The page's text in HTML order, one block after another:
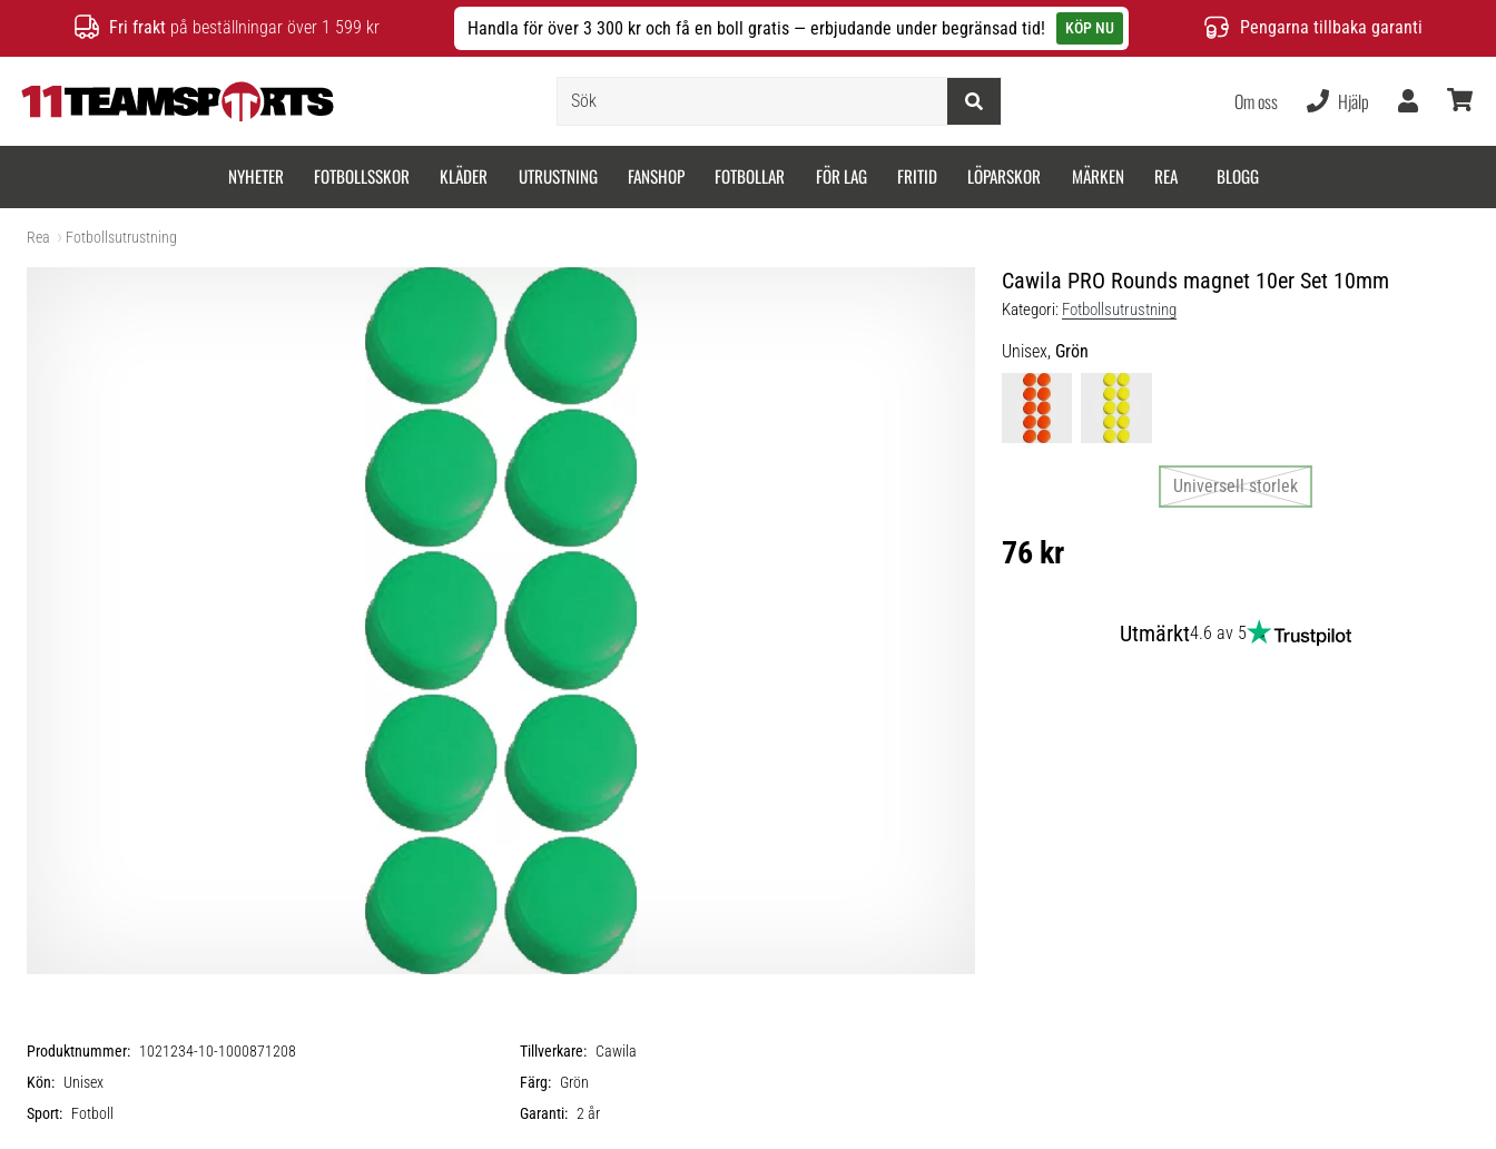
Fri frakt på beställningar över 1 599 kr Handla för över 3 300 kr och få en boll gratis — erbjudande under begränsad tid! KÖP NU Pengarna tillbaka garanti
Om oss Hjälp
NYHETER FOTBOLLSSKOR KLÄDER UTRUSTNING FANSHOP FOTBOLLAR FÖR LAG FRITID LÖPARSKOR MÄRKEN REA BLOGG
Rea Fotbollsutrustning
Cawila PRO Rounds magnet 10er Set 10mm
Kategori: Fotbollsutrustning
Unisex, Grön
Universell storlek
76 kr
Utmärkt4.6 av 5
Produktnummer: 1021234-10-1000871208 Tillverkare: Cawila
Kön: Unisex Färg: Grön
Sport: Fotboll Garanti: 2 år